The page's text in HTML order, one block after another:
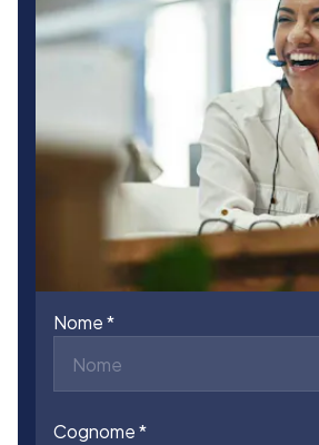
Nome
Cognome